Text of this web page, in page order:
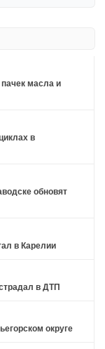
масла и
в
обновят
в Карелии
в ДТП
округе